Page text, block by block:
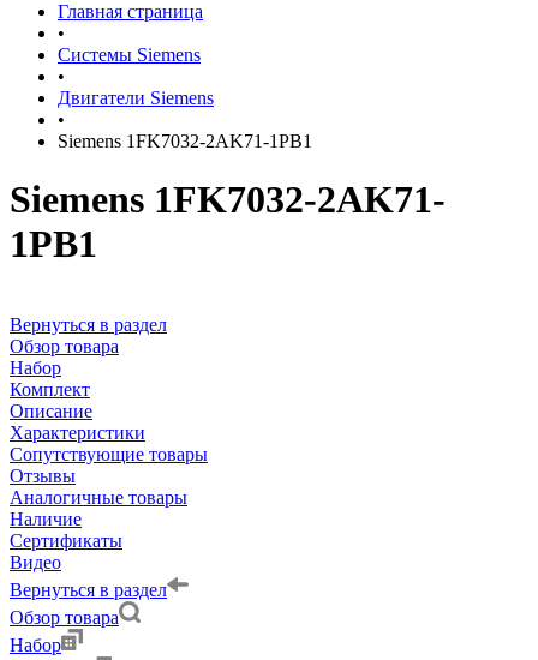
Главная страница
•
Системы Siemens
•
Двигатели Siemens
•
Siemens 1FK7032-2AK71-1PB1
Siemens 1FK7032-2AK71-
1PB1
Вернуться в раздел
Обзор товара
Набор
Комплект
Описание
Характеристики
Сопутствующие товары
Отзывы
Аналогичные товары
Наличие
Сертификаты
Видео
Вернуться в раздел
Обзор товара
Набор